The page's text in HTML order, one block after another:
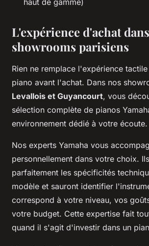
haut de gamme)
L'expérience d'achat
showrooms parisiens
Rien ne remplace l'expérience
piano avant l'achat. Dans nos
Levallois et Guyancourt, vous
sélection complète de pianos
environnement dédié à votre écoute.
Nos experts Yamaha vous
personnellement dans votre choix.
parfaitement les spécificités
modèle et sauront identifier
correspond à votre niveau, vos
votre budget. Cette expertise fait
quand il s'agit d'investir dans un